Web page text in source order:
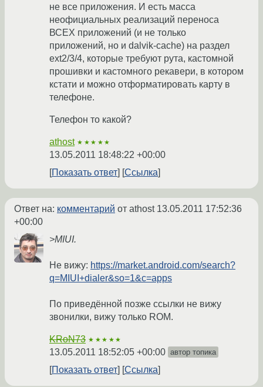
не все приложения. И есть масса
неофициальных реализаций переноса
ВСЕХ приложений (и не только
приложений, но и dalvik-cache) на раздел
ext2/3/4, которые требуют рута, кастомной
прошивки и кастомного рекавери, в котором
кстати и можно отформатировать карту в
телефоне.
Телефон то какой?
athost ★★★★★
13.05.2011 18:48:22 +00:00
Показать ответ
Ссылка
Ответ на: комментарий от athost 13.05.2011 17:52:36
+00:00
>MIUI.
Не вижу: https://market.android.com/search?
q=MIUI+dialer&so=1&c=apps
По приведённой позже ссылки не вижу
звонилки, вижу только ROM.
KRoN73 ★★★★★
13.05.2011 18:52:05 +00:00 автор топика
Показать ответ Ссылка